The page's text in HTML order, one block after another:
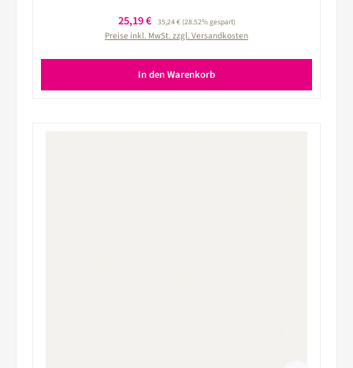
Verkaufspreis:
25,19 € Regulärer Preis:
35,24 €(28.52% gespart)
Preise inkl. MwSt. zzgl. Versandkosten
In den Warenkorb